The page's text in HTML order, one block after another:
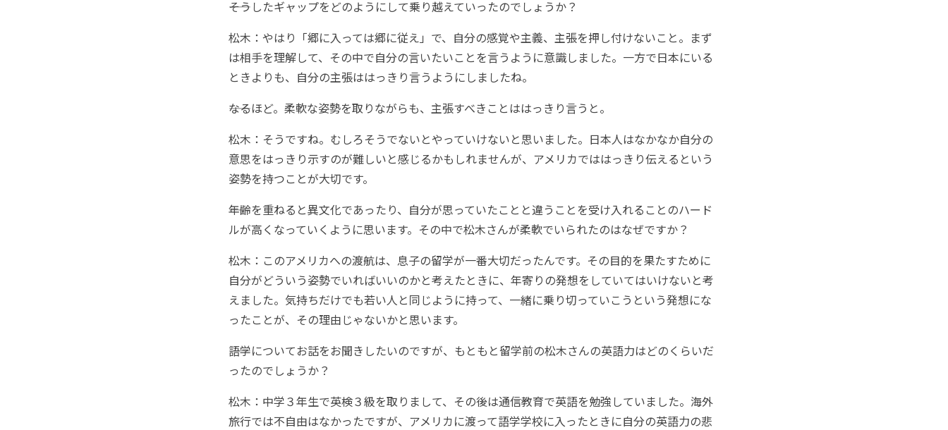
――そうしたギャップをどのようにして乗り越えていったのでしょうか？
松木：やはり「郷に入っては郷に従え」で、自分の感覚や主義、主張を押し付けないこと。まず
は相手を理解して、その中で自分の言いたいことを言うように意識しました。一方で日本にいる
ときよりも、自分の主張ははっきり言うようにしましたね。
――なるほど。柔軟な姿勢を取りながらも、主張すべきことははっきり言うと。
松木：そうですね。むしろそうでないとやっていけないと思いました。日本人はなかなか自分の
意思をはっきり示すのが難しいと感じるかもしれませんが、アメリカでははっきり伝えるという
姿勢を持つことが大切です。
――年齢を重ねると異文化であったり、自分が思っていたことと違うことを受け入れることのハード
ルが高くなっていくように思います。その中で松木さんが柔軟でいられたのはなぜですか？
松木：このアメリカへの渡航は、息子の留学が一番大切だったんです。その目的を果たすために
自分がどういう姿勢でいればいいのかと考えたときに、年寄りの発想をしていてはいけないと考
えました。気持ちだけでも若い人と同じように持って、一緒に乗り切っていこうという発想にな
ったことが、その理由じゃないかと思います。
――語学についてお話をお聞きしたいのですが、もともと留学前の松木さんの英語力はどのくらいだ
ったのでしょうか？
松木：中学３年生で英検３級を取りまして、その後は通信教育で英語を勉強していました。海外
旅行では不自由はなかったですが、アメリカに渡って語学学校に入ったときに自分の英語力の悲